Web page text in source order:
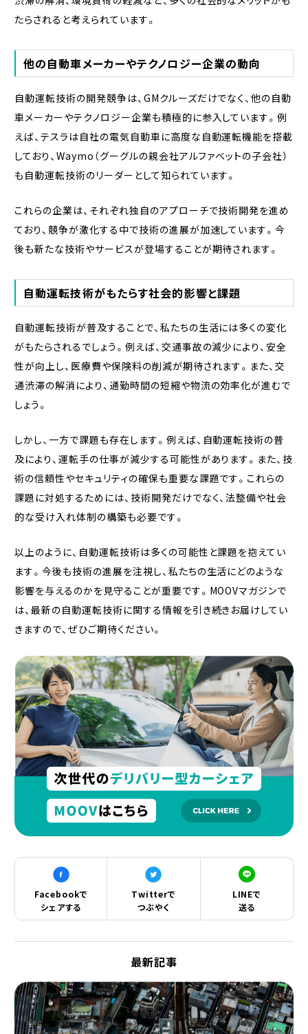
たらされると考えられています。
他の自動車メーカーやテクノロジー企業の動向
自動運転技術の開発競争は、GMクルーズだけでなく、他の自動
車メーカーやテクノロジー企業も積極的に参入しています。例
えば、テスラは自社の電気自動車に高度な自動運転機能を搭載
しており、Waymo（グーグルの親会社アルファベットの子会社）
も自動運転技術のリーダーとして知られています。
これらの企業は、それぞれ独自のアプローチで技術開発を進め
ており、競争が激化する中で技術の進展が加速しています。今
後も新たな技術やサービスが登場することが期待されます。
自動運転技術がもたらす社会的影響と課題
自動運転技術が普及することで、私たちの生活には多くの変化
がもたらされるでしょう。例えば、交通事故の減少により、安全
性が向上し、医療費や保険料の削減が期待されます。また、交
通渋滞の解消により、通勤時間の短縮や物流の効率化が進むで
しょう。
しかし、一方で課題も存在します。例えば、自動運転技術の普
及により、運転手の仕事が減少する可能性があります。また、技
術の信頼性やセキュリティの確保も重要な課題です。これらの
課題に対処するためには、技術開発だけでなく、法整備や社会
的な受け入れ体制の構築も必要です。
以上のように、自動運転技術は多くの可能性と課題を抱えてい
ます。今後も技術の進展を注視し、私たちの生活にどのような
影響を与えるのかを見守ることが重要です。MOOVマガジンで
は、最新の自動運転技術に関する情報を引き続きお届けしてい
きますので、ぜひご期待ください。
Facebookで
シェアする
Twitterで
つぶやく
LINEで
送る
最新記事